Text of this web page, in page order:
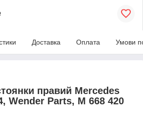
Доставка Оплата Умови
правий Mercedes
Wender Parts, M 668 420